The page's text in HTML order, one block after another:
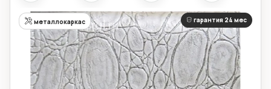
металлокаркас гарантия 24 мес